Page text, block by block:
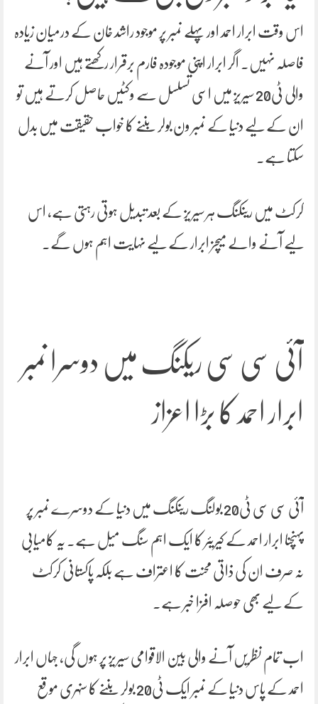
اس وقت ابرار احمد اور پہلے نمبر پر موجود راشد خان کے درمیان زیادہ
فاصلہ نہیں۔ اگر ابرار اپنی موجودہ فارم برقرار رکھتے ہیں اور آنے
والی ٹی20 سیریز میں اسی تسلسل سے وکٹیں حاصل کرتے ہیں تو
ان کے لیے دنیا کے نمبر ون بولر بننے کا خواب حقیقت میں بدل
سکتا ہے۔
کرکٹ میں رینکنگ ہر سیریز کے بعد تبدیل ہوتی رہتی ہے، اس
لیے آنے والے میچز ابرار کے لیے نہایت اہم ہوں گے۔
آئی سی سی ریکنگ میں دوسرا نمبر
ابرار احمد کا بڑا اعزاز
آئی سی سی ٹی20 بولنگ رینکنگ میں دنیا کے دوسرے نمبر پر
پہنچنا ابرار احمد کے کیریئر کا ایک اہم سنگ میل ہے۔ یہ کامیابی
نہ صرف ان کی ذاتی محنت کا اعتراف ہے بلکہ پاکستانی کرکٹ
کے لیے بھی حوصلہ افزا خبر ہے۔
اب تمام نظریں آنے والی بین الاقوامی سیریز پر ہوں گی، جہاں ابرار
احمد کے پاس دنیا کے نمبر ایک ٹی20 بولر بننے کا سنہری موقع